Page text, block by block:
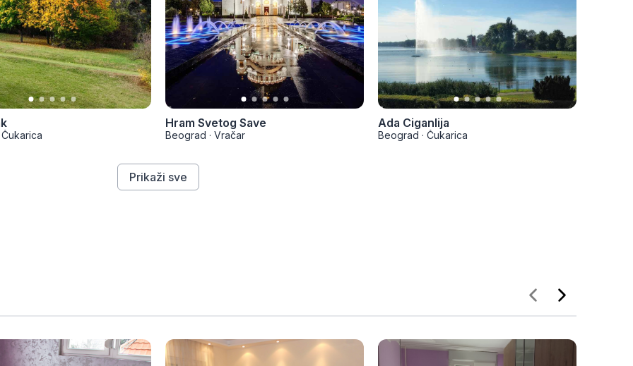
Čukarica
Hram Svetog Save
Beograd · Vračar
Ada Ciganlija
Beograd · Čukarica
Prikaži sve